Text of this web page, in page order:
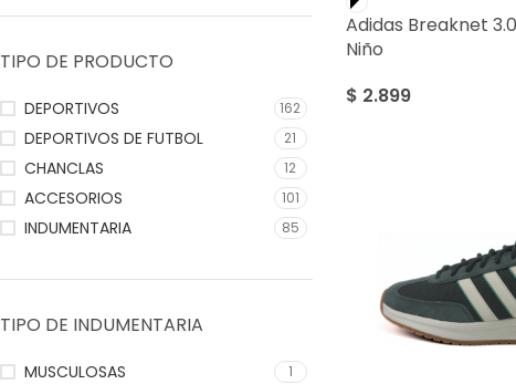
TIPO DE PRODUCTO
DEPORTIVOS 162
DEPORTIVOS DE FUTBOL 21
CHANCLAS 12
ACCESORIOS 101
INDUMENTARIA 85
TIPO DE INDUMENTARIA
MUSCULOSAS 1
Adidas Breaknet
Niño
$ 2.899